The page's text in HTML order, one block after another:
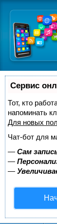
Сервис
Тот, кто
напоминать
Для новых
Чат-бот для
— Сам
—
—